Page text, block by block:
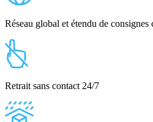
Réseau global et étendu de consignes
Retrait sans contact 24/7